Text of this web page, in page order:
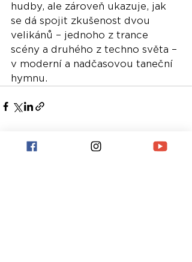
hudby, ale zároveň ukazuje, jak
se dá spojit zkušenost dvou
velikánů – jednoho z trance
scény a druhého z techno světa –
v moderní a nadčasovou taneční
hymnu.
Nejnovější příspěvky